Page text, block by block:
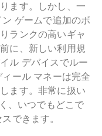
ます。しかし、一
ゲームで追加のボ
ランクの高いギャ
に、新しい利用規
ル デバイスでルー
ール マネーは完全
ます。非常に扱い
、いつでもどこで
できます。